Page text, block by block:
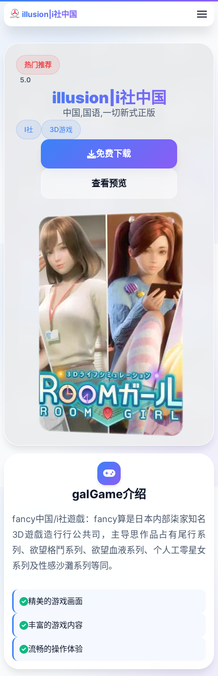
illusion|i社中国
热门推荐
5.0
illusion|i社中国
中国,国语,一切新式正版
I社 3D游戏
免费下载
查看预览
galGame介绍
fancy中国/i社遊戲：fancy算是日本内部柒家知名
3D遊戲造行行公共司，主导思作品占有尾行系
列、欲望格鬥系列、欲望血液系列、个人工零星女
系列及性感沙灘系列等同。
精美的游戏画面
丰富的游戏内容
流畅的操作体验